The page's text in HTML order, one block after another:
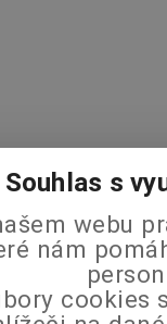
Souhlas s
webu
nám
cookies